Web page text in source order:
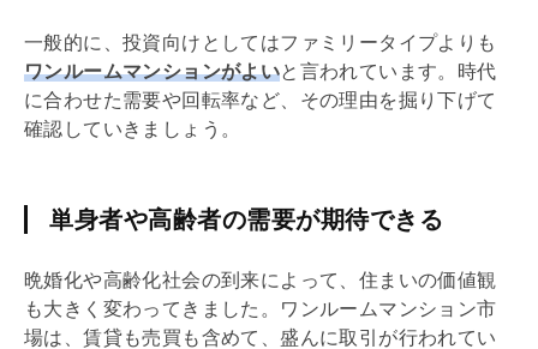
一般的に、投資向けとしてはファミリータイプよりも
ワンルームマンションがよいと言われています。時代
に合わせた需要や回転率など、その理由を掘り下げて
確認していきましょう。
単身者や高齢者の需要が期待できる
晩婚化や高齢化社会の到来によって、住まいの価値観
も大きく変わってきました。ワンルームマンション市
場は、賃貸も売買も含めて、盛んに取引が行われてい